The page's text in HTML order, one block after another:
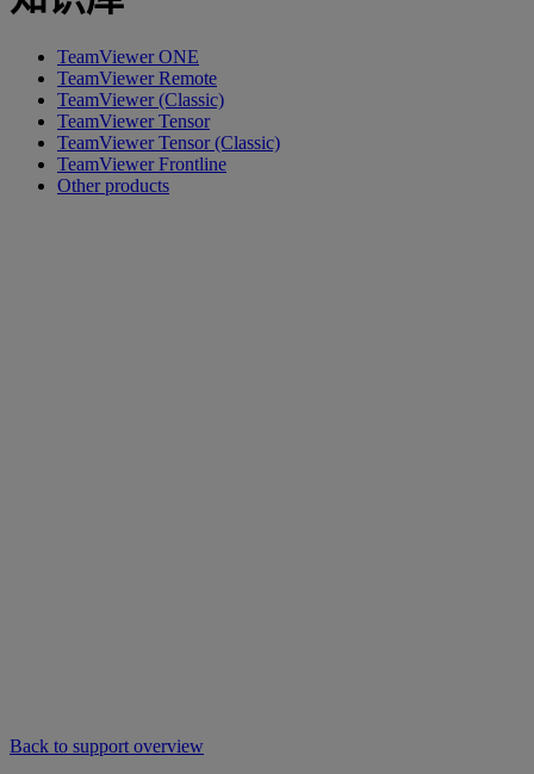
TeamViewer ONE
TeamViewer Remote
TeamViewer (Classic)
TeamViewer Tensor
TeamViewer Tensor (Classic)
TeamViewer Frontline
Other products
Back to support overview